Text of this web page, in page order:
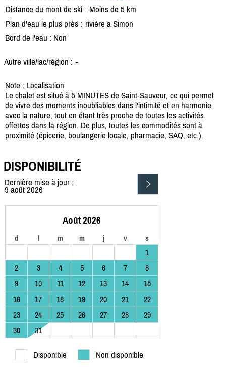
Distance du mont de ski : Moins de 5 km
Plan d'eau le plus près : rivière a Simon
Bord de l'eau : Non
Autre ville/lac/région : -
Note : Localisation
Le chalet est situé à 5 MINUTES de Saint-Sauveur, ce qui permet
de vivre des moments inoubliables dans l'intimité et en harmonie
avec la nature, tout en étant très proche de toutes les activités
offertes dans la région. De plus, toutes les commodités sont à
proximité (épicerie, boulangerie locale, pharmacie, SAQ, etc.).
DISPONIBILITÉ
Dernière mise à jour :
9 août 2026
Août 2026
d l m m j v s
1
2
3 4 5 6 7
8
9
10 11 12 13 14
15
16
17 18 19 20 21
22
23
24 25 26 27 28
29
30
31
Disponible Non disponible